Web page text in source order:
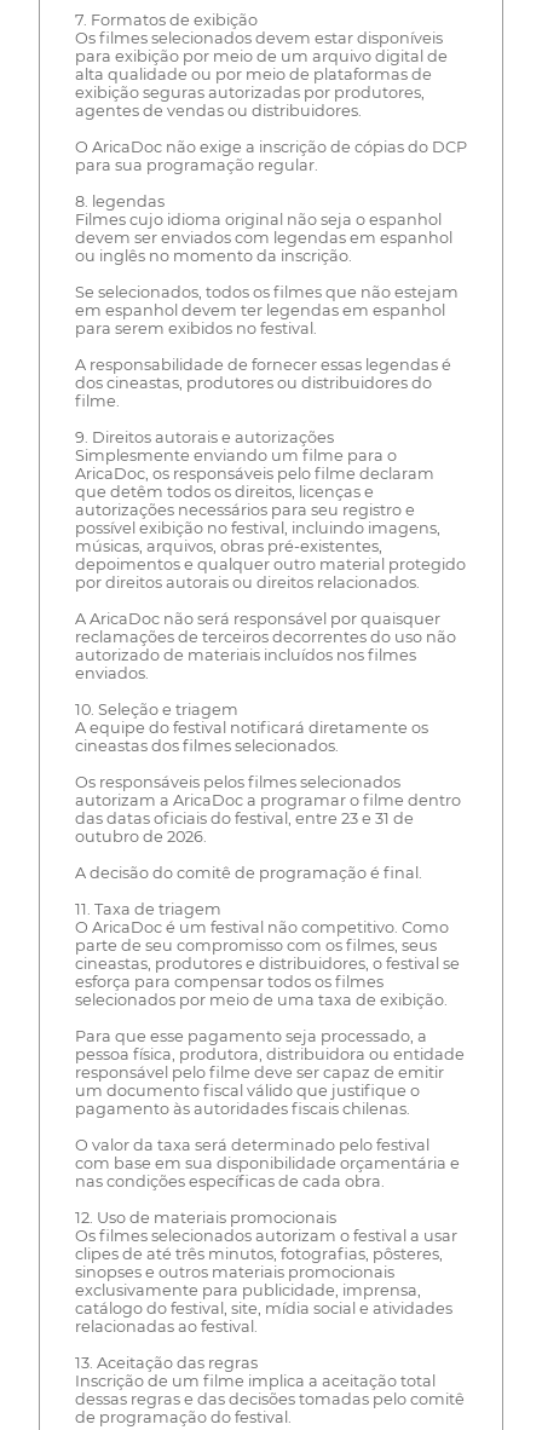
7. Formatos de exibição
Os filmes selecionados devem estar disponíveis
para exibição por meio de um arquivo digital de
alta qualidade ou por meio de plataformas de
exibição seguras autorizadas por produtores,
agentes de vendas ou distribuidores.
O AricaDoc não exige a inscrição de cópias do DCP
para sua programação regular.
8. legendas
Filmes cujo idioma original não seja o espanhol
devem ser enviados com legendas em espanhol
ou inglês no momento da inscrição.
Se selecionados, todos os filmes que não estejam
em espanhol devem ter legendas em espanhol
para serem exibidos no festival.
A responsabilidade de fornecer essas legendas é
dos cineastas, produtores ou distribuidores do
filme.
9. Direitos autorais e autorizações
Simplesmente enviando um filme para o
AricaDoc, os responsáveis pelo filme declaram
que detêm todos os direitos, licenças e
autorizações necessários para seu registro e
possível exibição no festival, incluindo imagens,
músicas, arquivos, obras pré-existentes,
depoimentos e qualquer outro material protegido
por direitos autorais ou direitos relacionados.
A AricaDoc não será responsável por quaisquer
reclamações de terceiros decorrentes do uso não
autorizado de materiais incluídos nos filmes
enviados.
10. Seleção e triagem
A equipe do festival notificará diretamente os
cineastas dos filmes selecionados.
Os responsáveis pelos filmes selecionados
autorizam a AricaDoc a programar o filme dentro
das datas oficiais do festival, entre 23 e 31 de
outubro de 2026.
A decisão do comitê de programação é final.
11. Taxa de triagem
O AricaDoc é um festival não competitivo. Como
parte de seu compromisso com os filmes, seus
cineastas, produtores e distribuidores, o festival se
esforça para compensar todos os filmes
selecionados por meio de uma taxa de exibição.
Para que esse pagamento seja processado, a
pessoa física, produtora, distribuidora ou entidade
responsável pelo filme deve ser capaz de emitir
um documento fiscal válido que justifique o
pagamento às autoridades fiscais chilenas.
O valor da taxa será determinado pelo festival
com base em sua disponibilidade orçamentária e
nas condições específicas de cada obra.
12. Uso de materiais promocionais
Os filmes selecionados autorizam o festival a usar
clipes de até três minutos, fotografias, pôsteres,
sinopses e outros materiais promocionais
exclusivamente para publicidade, imprensa,
catálogo do festival, site, mídia social e atividades
relacionadas ao festival.
13. Aceitação das regras
Inscrição de um filme implica a aceitação total
dessas regras e das decisões tomadas pelo comitê
de programação do festival.